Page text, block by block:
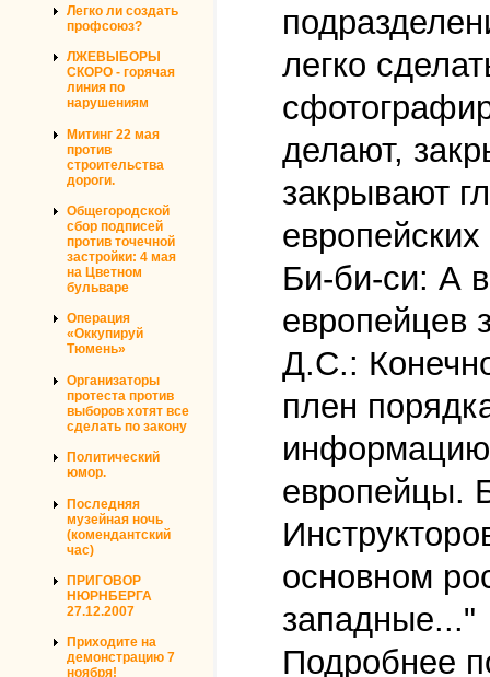
Легко ли создать
профсоюз?
ЛЖЕВЫБОРЫ
СКОРО - горячая
линия по
нарушениям
Митинг 22 мая
против
строительства
дороги.
Общегородской
сбор подписей
против точечной
застройки: 4 мая
на Цветном
бульваре
Операция
«Оккупируй
Тюмень»
Организаторы
протеста против
выборов хотят все
сделать по закону
Политический
юмор.
Последняя
музейная ночь
(комендантский
час)
ПРИГОВОР
НЮРНБЕРГА
27.12.2007
Приходите на
демонстрацию 7
ноября!
легко
делают,
закрывают
Би-би-си: А
европейцев
Д.С.:
плен
европейцы.
основном
западные..."
Подробнее